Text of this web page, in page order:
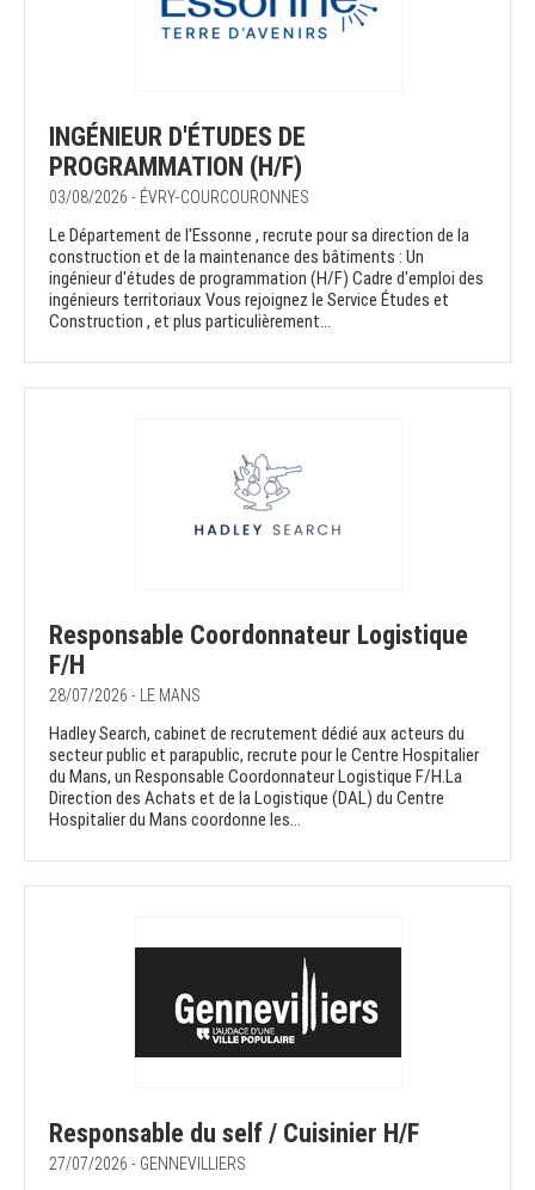
INGÉNIEUR D'ÉTUDES DE
PROGRAMMATION (H/F)
03/08/2026 - ÉVRY-COURCOURONNES
Le Département de l'Essonne , recrute pour sa direction de la
construction et de la maintenance des bâtiments : Un
ingénieur d'études de programmation (H/F) Cadre d'emploi des
ingénieurs territoriaux Vous rejoignez le Service Études et
Construction , et plus particulièrement...
Responsable Coordonnateur Logistique
F/H
28/07/2026 - LE MANS
Hadley Search, cabinet de recrutement dédié aux acteurs du
secteur public et parapublic, recrute pour le Centre Hospitalier
du Mans, un Responsable Coordonnateur Logistique F/H.La
Direction des Achats et de la Logistique (DAL) du Centre
Hospitalier du Mans coordonne les...
Responsable du self / Cuisinier H/F
27/07/2026 - GENNEVILLIERS